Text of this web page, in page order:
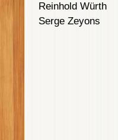
Reinhold Würth
Serge Zeyons